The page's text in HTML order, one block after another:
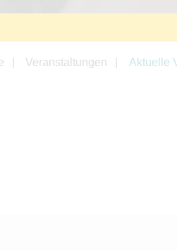
Veranstaltungen Aktuelle